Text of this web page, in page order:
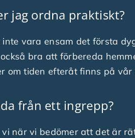
jag ordna praktiskt?
vara ensam det första
bra att förbereda
om tiden efteråt finns på vår
från ett ingrepp?
vi när vi bedömer att det är